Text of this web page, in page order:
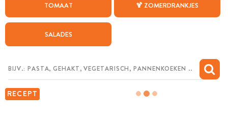
TOMAAT 🍹 ZOMERDRANKJES
SALADES
RECEPT
WEEKMENU
CHAT MET MAIA
MIJN BEWAARDE RECEPTEN